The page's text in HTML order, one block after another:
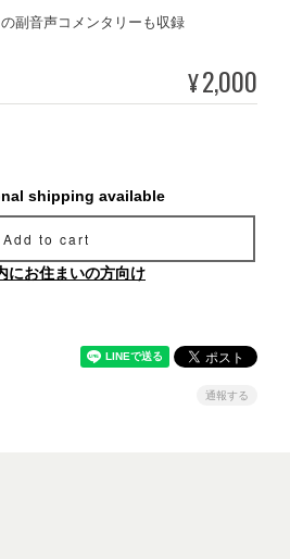
副音声コメンタリーも収録
¥2,000
shipping available
Add to cart
にお住まいの方向け
通報する